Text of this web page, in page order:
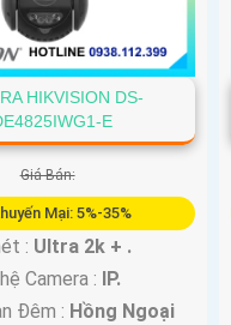
HIKVISION DS-
E
Giá Bán:
Mại: 5%-35%
: Ultra 2k + .
Camera : IP.
Đêm : Hồng Ngoại